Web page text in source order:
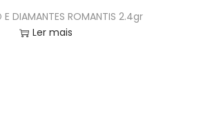
E DIAMANTES ROMANTIS 2.4gr
Ler mais